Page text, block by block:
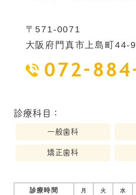
〒571-0071
大阪府門真市上島町44-9
診療科目：
一般歯科
矯正歯科
診療時間 月 火 水